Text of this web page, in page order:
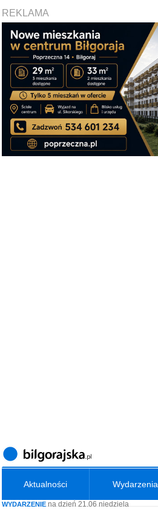
REKLAMA
Aktualności Wydarzenia
WYDARZENIE na dzień 21.06 niedziela